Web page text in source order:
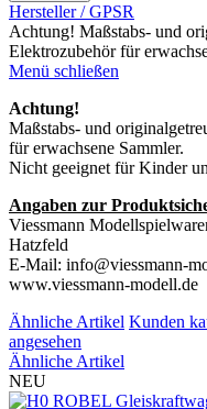
Hersteller / GPSR
Achtung! Maßstabs- und
Elektrozubehör für
Menü schließen
Achtung!
Maßstabs- und
für erwachsene Sammler.
Nicht geeignet für Kinder
Angaben zur
Viessmann
Hatzfeld
E-Mail: info@viessmann-
www.viessmann-modell.de
Ähnliche Artikel Kunden
angesehen
Ähnliche Artikel
NEU